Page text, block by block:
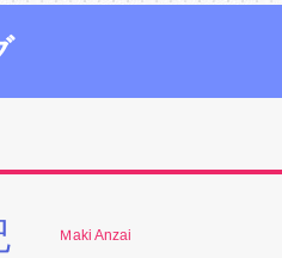
Ｍaki Anzai